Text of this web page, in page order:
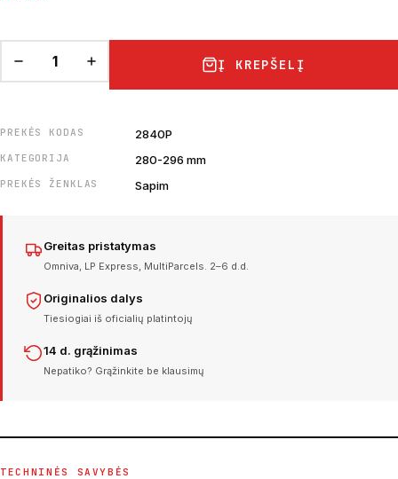
Į KREPŠELĮ
PREKĖS KODAS 2840P
KATEGORIJA 280-296 mm
PREKĖS ŽENKLAS Sapim
Greitas pristatymas
Omniva, LP Express, MultiParcels. 2–6 d.d.
Originalios dalys
Tiesiogiai iš oficialių platintojų
14 d. grąžinimas
Nepatiko? Grąžinkite be klausimų
TECHNINĖS SAVYBĖS